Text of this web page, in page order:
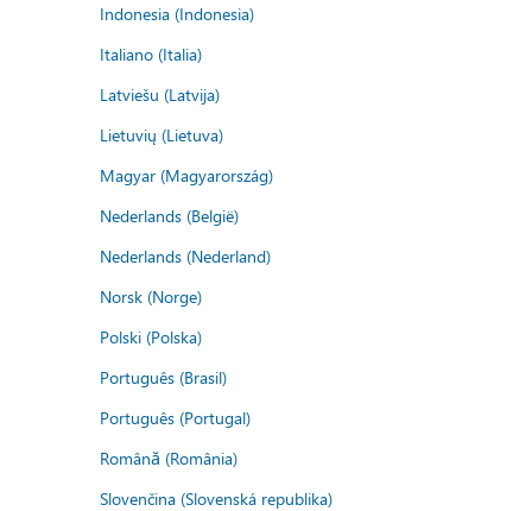
Indonesia (Indonesia)
Italiano (Italia)
Latviešu (Latvija)
Lietuvių (Lietuva)
Magyar (Magyarország)
Nederlands (België)
Nederlands (Nederland)
Norsk (Norge)
Polski (Polska)
Português (Brasil)
Português (Portugal)
Română (România)
Slovenčina (Slovenská republika)